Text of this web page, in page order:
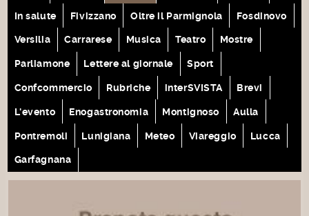
In salute Fivizzano Oltre il Parmignola Fosdinovo
Versilia Carrarese Musica Teatro Mostre
Parliamone Lettere al giornale Sport
Confcommercio Rubriche interSVISTA Brevi
L'evento Enogastronomia Montignoso Aulla
Pontremoli Lunigiana Meteo Viareggio Lucca
Garfagnana